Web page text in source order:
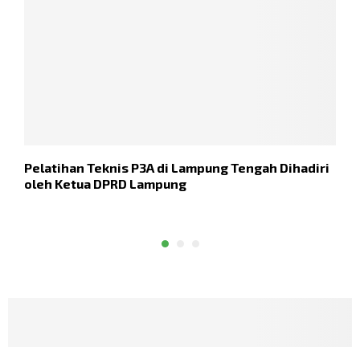
Pelatihan Teknis P3A di Lampung Tengah Dihadiri
oleh Ketua DPRD Lampung